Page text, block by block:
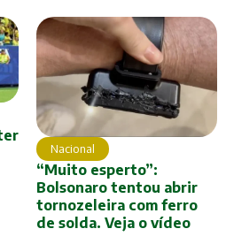
Nacional
“Muito esperto”:
Bolsonaro tentou abrir
tornozeleira com ferro
de solda. Veja o vídeo